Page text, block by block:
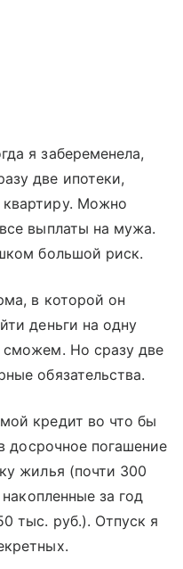
я забеременела,
две ипотеки,
Можно
выплаты на мужа.
большой риск.
в которой он
деньги на одну
Но сразу две
обязательства.
кредит во что бы
досрочное погашение
жилья (почти 300
за год
тыс. руб.). Отпуск я